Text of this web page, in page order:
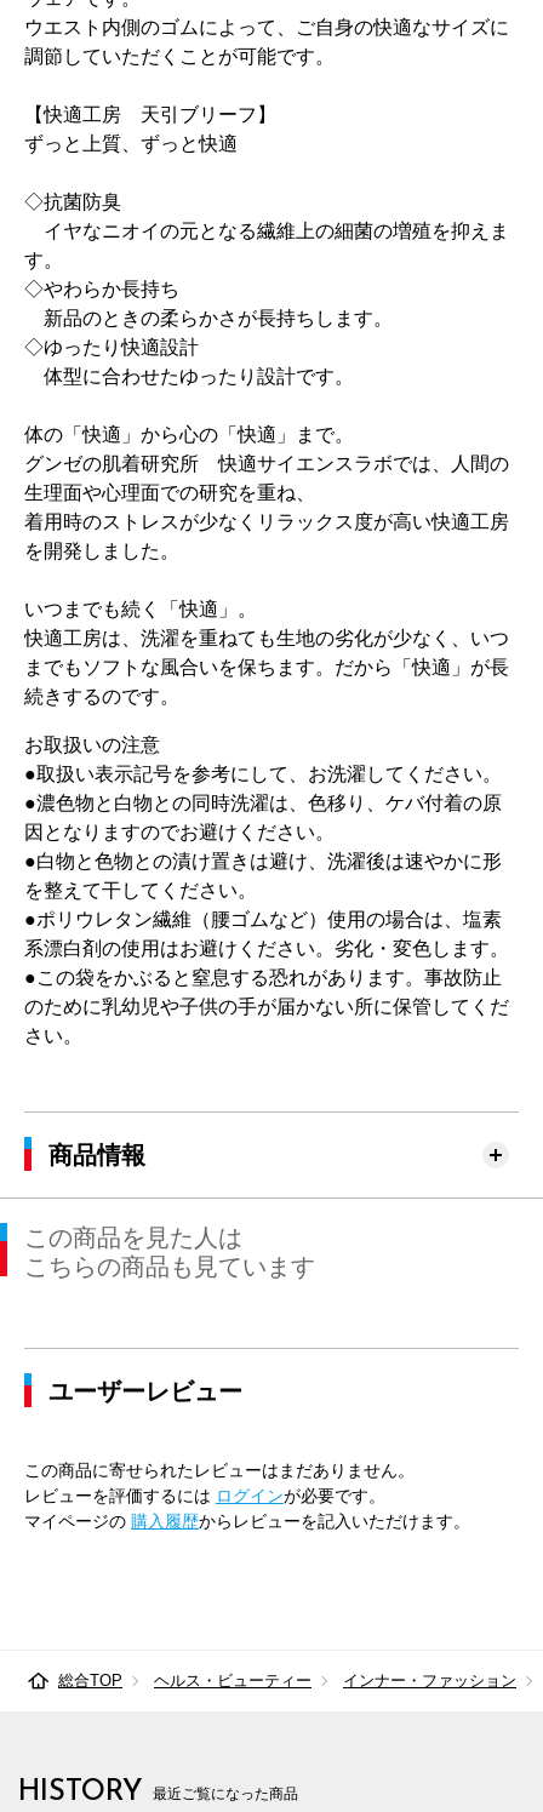
ウエスト内側のゴムによって、ご自身の快適なサイズに
調節していただくことが可能です。
【快適工房 天引ブリーフ】
ずっと上質、ずっと快適
◇抗菌防臭
イヤなニオイの元となる繊維上の細菌の増殖を抑えま
す。
◇やわらか長持ち
新品のときの柔らかさが長持ちします。
◇ゆったり快適設計
体型に合わせたゆったり設計です。
体の「快適」から心の「快適」まで。
グンゼの肌着研究所 快適サイエンスラボでは、人間の
生理面や心理面での研究を重ね、
着用時のストレスが少なくリラックス度が高い快適工房
を開発しました。
いつまでも続く「快適」。
快適工房は、洗濯を重ねても生地の劣化が少なく、いつ
までもソフトな風合いを保ちます。だから「快適」が長
続きするのです。
お取扱いの注意
●取扱い表示記号を参考にして、お洗濯してください。
●濃色物と白物との同時洗濯は、色移り、ケバ付着の原
因となりますのでお避けください。
●白物と色物との漬け置きは避け、洗濯後は速やかに形
を整えて干してください。
●ポリウレタン繊維（腰ゴムなど）使用の場合は、塩素
系漂白剤の使用はお避けください。劣化・変色します。
●この袋をかぶると窒息する恐れがあります。事故防止
のために乳幼児や子供の手が届かない所に保管してくだ
さい。
商品情報
この商品を見た人は
こちらの商品も見ています
ユーザーレビュー
この商品に寄せられたレビューはまだありません。
レビューを評価するには ログインが必要です。
マイページの 購入履歴からレビューを記入いただけます。
総合TOP ヘルス・ビューティー インナー・ファッション
HISTORY 最近ご覧になった商品